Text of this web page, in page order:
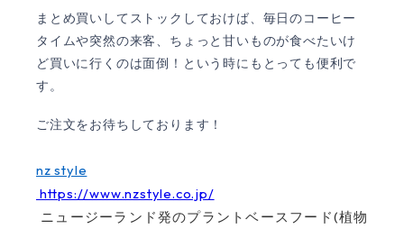
まとめ買いしてストックしておけば、毎日のコーヒー
タイムや突然の来客、ちょっと甘いものが食べたいけ
ど買いに行くのは面倒！という時にもとっても便利で
す。
ご注文をお待ちしております！
nz style
https://www.nzstyle.co.jp/
ニュージーランド発のプラントベースフード(植物